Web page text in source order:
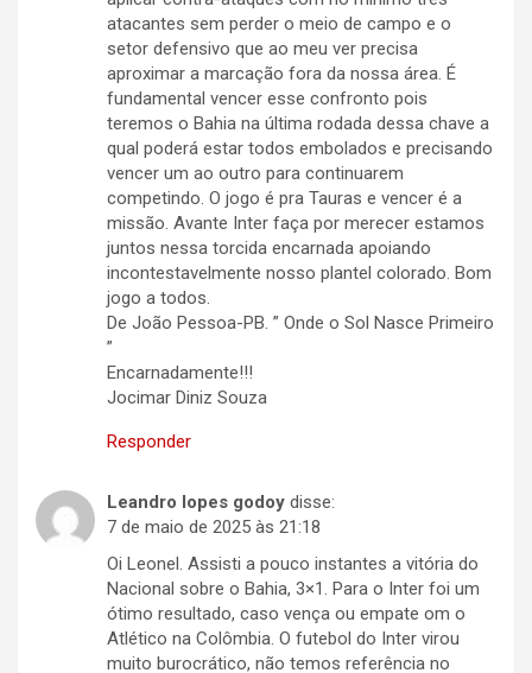
atacantes sem perder o meio de campo e o
setor defensivo que ao meu ver precisa
aproximar a marcação fora da nossa área. É
fundamental vencer esse confronto pois
teremos o Bahia na última rodada dessa chave a
qual poderá estar todos embolados e precisando
vencer um ao outro para continuarem
competindo. O jogo é pra Tauras e vencer é a
missão. Avante Inter faça por merecer estamos
juntos nessa torcida encarnada apoiando
incontestavelmente nosso plantel colorado. Bom
jogo a todos.
De João Pessoa-PB. ” Onde o Sol Nasce Primeiro
”
Encarnadamente!!!
Jocimar Diniz Souza
Responder
Leandro lopes godoy disse:
7 de maio de 2025 às 21:18
Oi Leonel. Assisti a pouco instantes a vitória do
Nacional sobre o Bahia, 3×1. Para o Inter foi um
ótimo resultado, caso vença ou empate om o
Atlético na Colômbia. O futebol do Inter virou
muito burocrático, não temos referência no